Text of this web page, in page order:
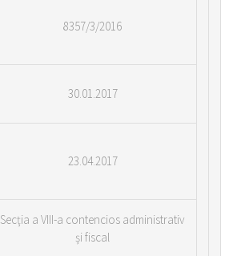
8357/3/2016
30.01.2017
23.04.2017
Secţia a VIII-a contencios administrativ
şi fiscal